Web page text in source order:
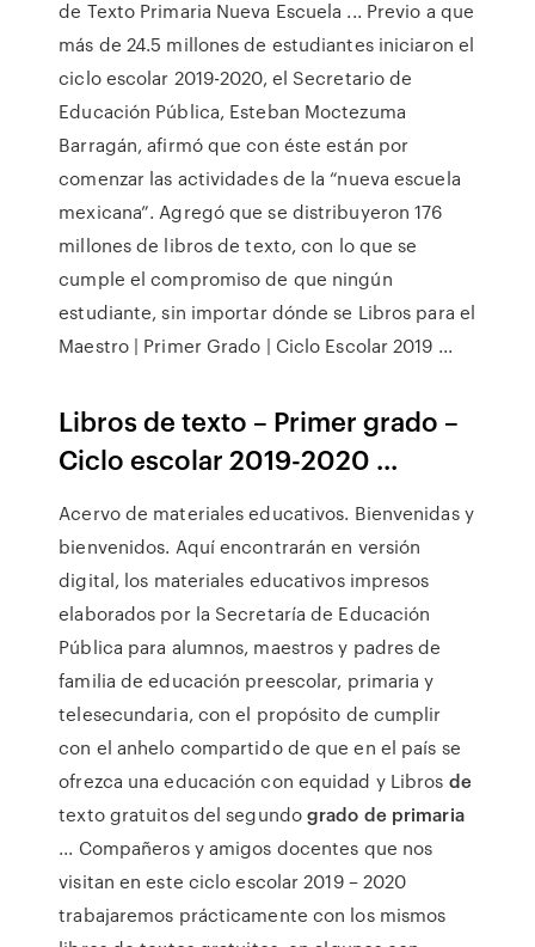
de Texto Primaria Nueva Escuela ... Previo a que
más de 24.5 millones de estudiantes iniciaron el
ciclo escolar 2019-2020, el Secretario de
Educación Pública, Esteban Moctezuma
Barragán, afirmó que con éste están por
comenzar las actividades de la “nueva escuela
mexicana”. Agregó que se distribuyeron 176
millones de libros de texto, con lo que se
cumple el compromiso de que ningún
estudiante, sin importar dónde se Libros para el
Maestro | Primer Grado | Ciclo Escolar 2019 ...
Libros de texto – Primer grado –
Ciclo escolar 2019-2020 ...
Acervo de materiales educativos. Bienvenidas y
bienvenidos. Aquí encontrarán en versión
digital, los materiales educativos impresos
elaborados por la Secretaría de Educación
Pública para alumnos, maestros y padres de
familia de educación preescolar, primaria y
telesecundaria, con el propósito de cumplir
con el anhelo compartido de que en el país se
ofrezca una educación con equidad y Libros de
texto gratuitos del segundogrado de primaria
... Compañeros y amigos docentes que nos
visitan en este ciclo escolar 2019 – 2020
trabajaremos prácticamente con los mismos